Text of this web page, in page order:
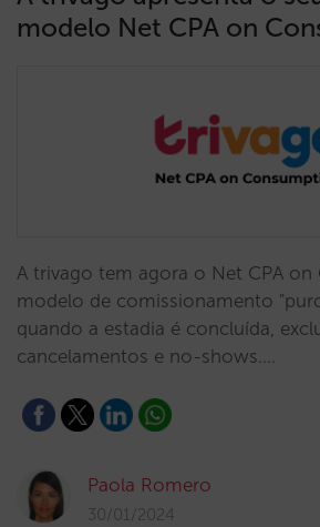
modelo Net CPA on
A trivago tem agora o Net CPA
modelo de comissionamento
quando a estadia é concluída,
cancelamentos e no-shows.…
Paola Romero
30/01/2024